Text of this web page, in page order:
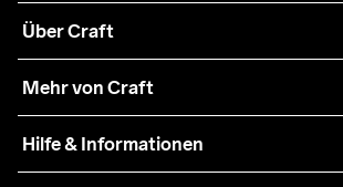
Über Craft
Nachhaltigkeit
Mehr von Craft
Teamwear
Hilfe & Informationen